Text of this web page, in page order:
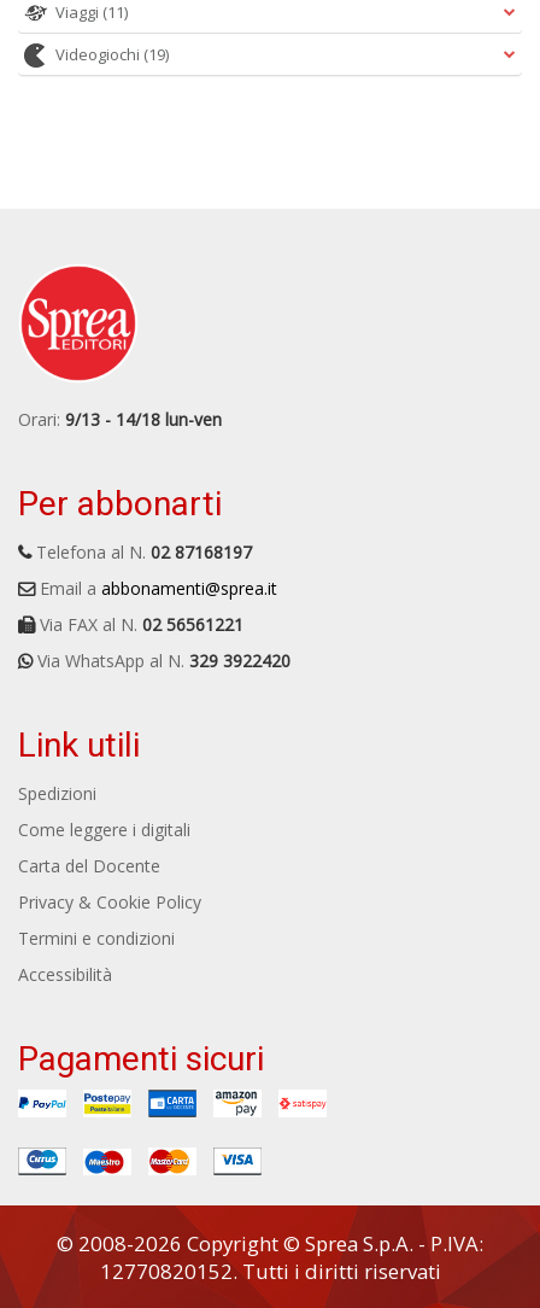
Viaggi (11)
Videogiochi (19)
Orari: 9/13 - 14/18 lun-ven
Per abbonarti
Telefona al N. 02 87168197
Email a abbonamenti@sprea.it
Via FAX al N. 02 56561221
Via WhatsApp al N. 329 3922420
Link utili
Spedizioni
Come leggere i digitali
Carta del Docente
Privacy & Cookie Policy
Termini e condizioni
Accessibilità
Pagamenti sicuri
© 2008-2026 Copyright © Sprea S.p.A. - P.IVA:
12770820152. Tutti i diritti riservati